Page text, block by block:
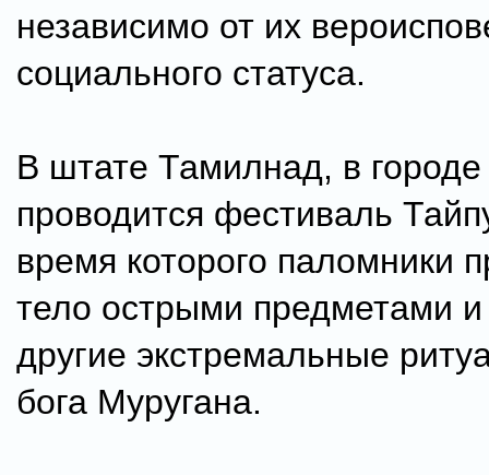
независимо от их
социального статуса.
В штате Тамилнад, в
проводится фестиваль
время которого паломники
тело острыми предметами
другие экстремальные
бога Муругана.